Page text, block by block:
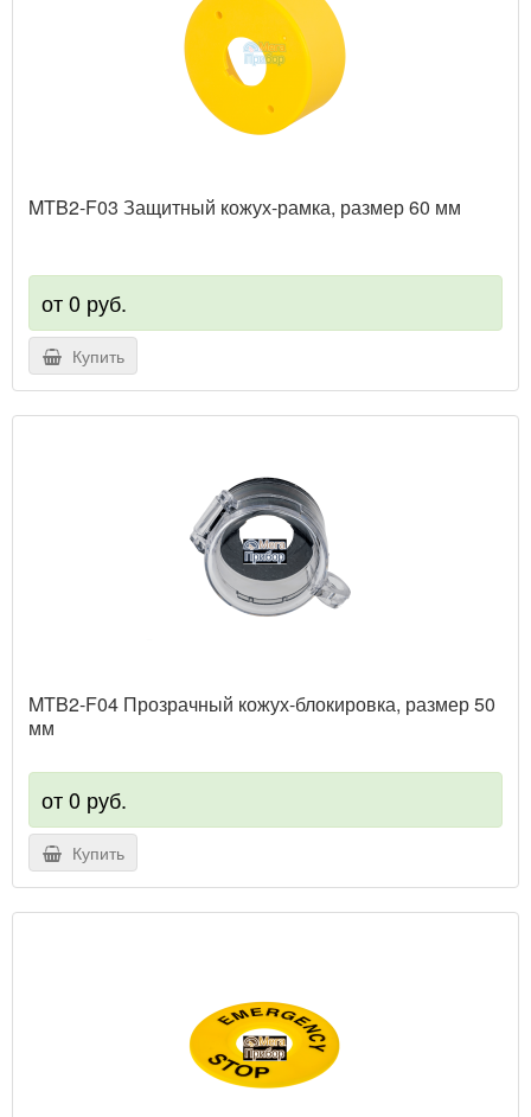
MTB2-F03 Защитный кожух-рамка, размер 60 мм
от 0 руб.
Купить
MTB2-F04 Прозрачный кожух-блокировка, размер 50
мм
от 0 руб.
Купить